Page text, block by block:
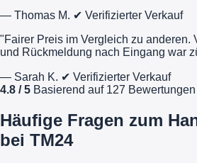
— Thomas M. ✔ Verifizierter Verkauf
"Fairer Preis im Vergleich zu anderen.
und Rückmeldung nach Eingang war
— Sarah K. ✔ Verifizierter Verkauf
4.8 / 5 Basierend auf 127 Bewertungen
Häufige Fragen zum
bei TM24